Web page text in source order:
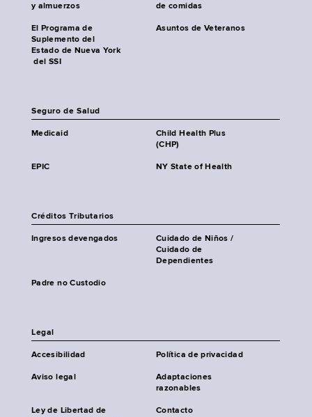
y almuerzos
de comidas
El Programa de
Suplemento del
Estado de Nueva York
del SSI
Asuntos de Veteranos
Seguro de Salud
Medicaid
Child Health Plus
(CHP)
EPIC NY State of Health
Créditos Tributarios
Ingresos devengados
Cuidado de Niños /
Cuidado de
Dependientes
Padre no Custodio
Legal
Accesibilidad Política de privacidad
Aviso legal
Adaptaciones
razonables
Ley de Libertad de
Contacto